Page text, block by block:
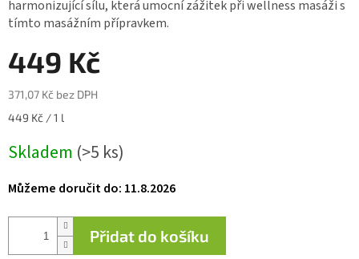
0,0
z 5
harmonizující sílu, která umocní zážitek při wellness masáži s
tímto masážním přípravkem.
449 Kč
371,07 Kč bez DPH
Měrná
449 Kč / 1 l
Skladem (>5 ks)
Můžeme doručit do: 11.8.2026
Přidat do košíku